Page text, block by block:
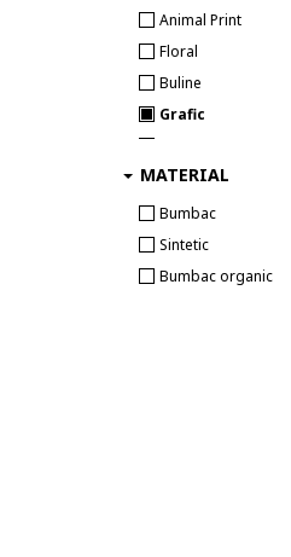
Animal Print
Floral
Buline
Grafic
Animale
Camuflaj
Diverse
Logo
MATERIAL
Bumbac
Sintetic
Bumbac organic